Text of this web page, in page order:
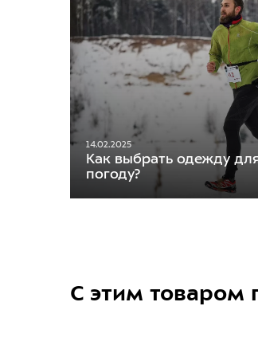
14.02.2025
Как выбрать одежду
погоду?
С этим товаром